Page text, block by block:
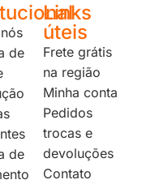
de
de
Links
úteis
Frete grátis
na região
Minha conta
Pedidos
trocas e
devoluções
Contato